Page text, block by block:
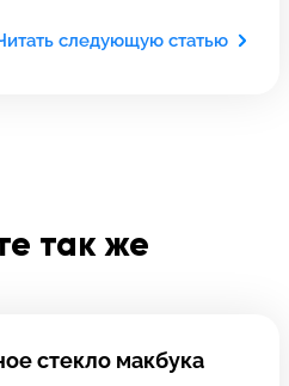
следующую статью
так же
стекло макбука